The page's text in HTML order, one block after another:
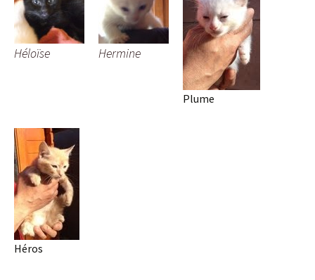
Héloïse Hermine
Plume
Héros